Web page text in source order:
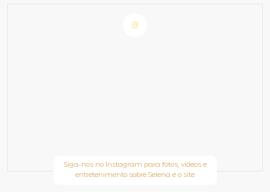
Siga-nos no Instagram para fotos, vídeos e
entretenimento sobre Selena e o site